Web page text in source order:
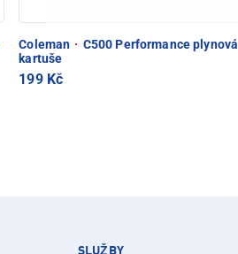
Coleman · C500 Performance plynová
kartuše
199 Kč